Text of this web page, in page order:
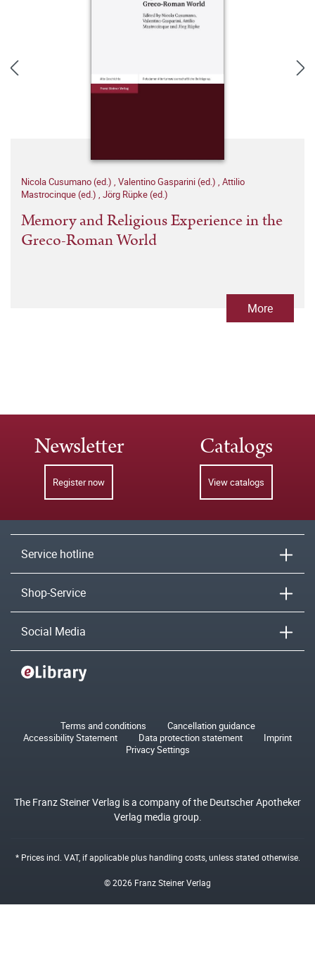
Nicola Cusumano (ed.) , Valentino Gasparini (ed.) , Attilio
Mastrocinque (ed.) , Jörg Rüpke (ed.)
Memory and Religious Experience in the
Greco-Roman World
More
Newsletter
Register now
Catalogs
View catalogs
Service hotline
Shop-Service
Social Media
Terms and conditions
Cancellation guidance
Accessibility Statement
Data protection statement
Imprint
Privacy Settings
The Franz Steiner Verlag is a company of the Deutscher Apotheker
Verlag media group.
* Prices incl. VAT, if applicable plushandling costs, unless stated otherwise.
© 2026 Franz Steiner Verlag